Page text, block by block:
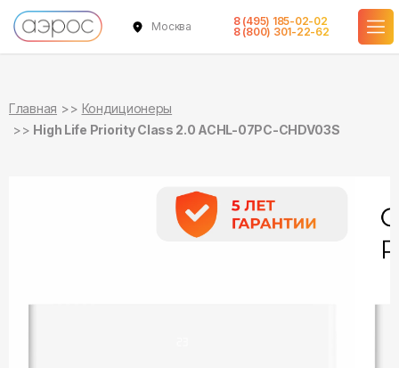
Москва
8 (495) 185-02-02
8 (800) 301-22-62
Главная
Кондиционеры
High Life Priority Class 2.0 ACHL-07PC-CHDV03S
в наличии
в наличии